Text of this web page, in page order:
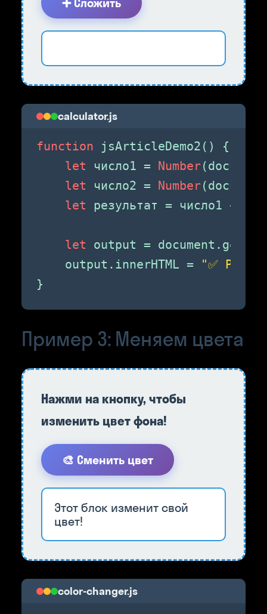
calculator.js
function jsArticleDemo2() {
let число1 = Number
let число2 = Number
let результат = число1 +
let output =
    output.innerHTML =
"✅
}
Пример 3: Меняем цвета
Нажми на кнопку, чтобы
изменить цвет фона!
🎨 Сменить цвет
Этот блок изменит свой
цвет!
color-changer.js